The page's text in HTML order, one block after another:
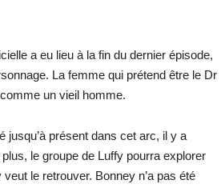
a eu lieu à la fin du dernier épisode,
La femme qui prétend être le Dr
un vieil homme.
jusqu’à présent dans cet arc, il y a
le groupe de Luffy pourra explorer
le retrouver. Bonney n’a pas été